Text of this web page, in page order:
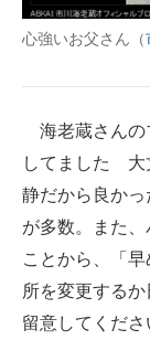
心強いお父さん（
海老蔵さんの
してました 大
静だから良か
が多数。また
ことから、「
所を変更する
留意してくださ